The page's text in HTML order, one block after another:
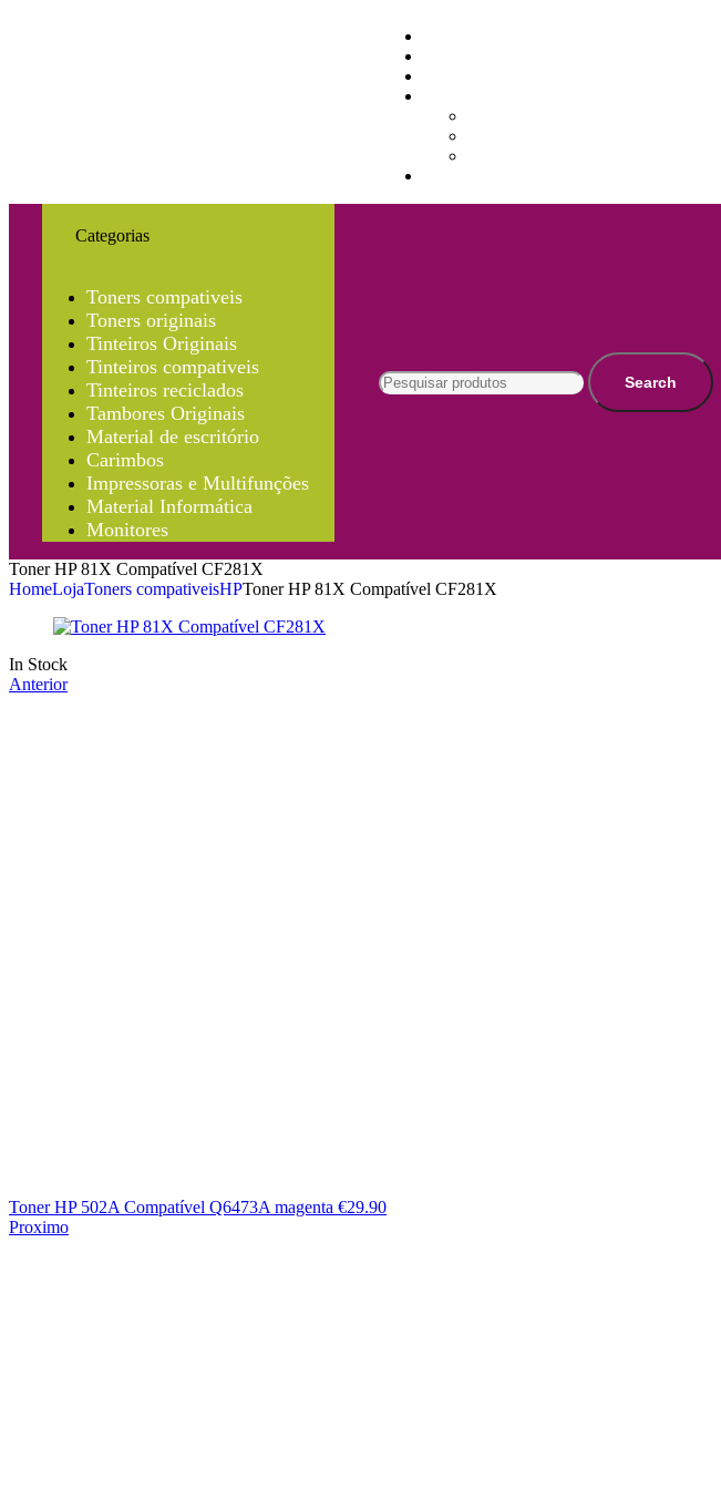
Categorias
Toners compativeis
Toners originais
Tinteiros Originais
Tinteiros compativeis
Tinteiros reciclados
Tambores Originais
Material de escritório
Carimbos
Impressoras e Multifunções
Material Informática
Monitores
Search
Toner HP 81X Compatível CF281X
HomeLojaToners compativeisHPToner HP 81X Compatível CF281X
In Stock
Anterior
Toner HP 502A Compatível Q6473A magenta €29.90
Proximo